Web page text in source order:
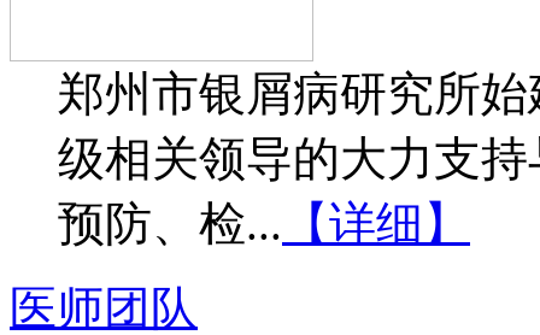
郑州市银屑病研究所
级相关领导的大力支
预防、检... 【详细】
医师团队